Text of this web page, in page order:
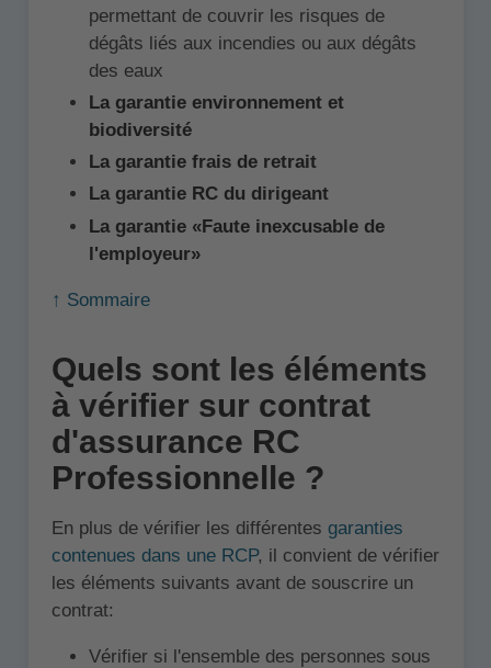
permettant de couvrir les risques de
dégâts liés aux incendies ou aux dégâts
des eaux
La garantie environnement et
biodiversité
La garantie frais de retrait
La garantie RC du dirigeant
La garantie «Faute inexcusable de
l'employeur»
↑ Sommaire
Quels sont les éléments
à vérifier sur contrat
d'assurance RC
Professionnelle ?
En plus de vérifier les différentes garanties
contenues dans une RCP, il convient de vérifier
les éléments suivants avant de souscrire un
contrat:
Vérifier si l'ensemble des personnes sous